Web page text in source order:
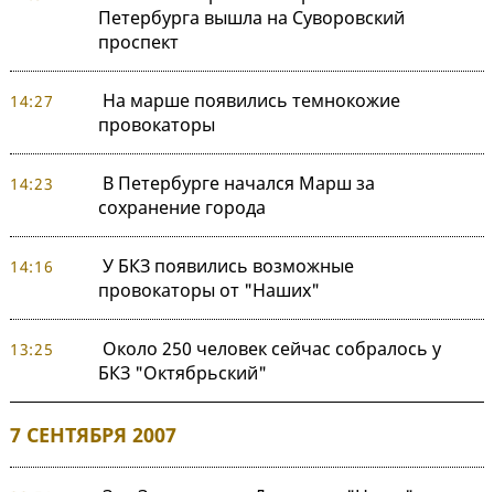
Петербурга вышла на Суворовский
проспект
14:27
На марше появились темнокожие
провокаторы
14:23
В Петербурге начался Марш за
сохранение города
14:16
У БКЗ появились возможные
провокаторы от "Наших"
13:25
Около 250 человек сейчас собралось у
БКЗ "Октябрьский"
7 СЕНТЯБРЯ 2007